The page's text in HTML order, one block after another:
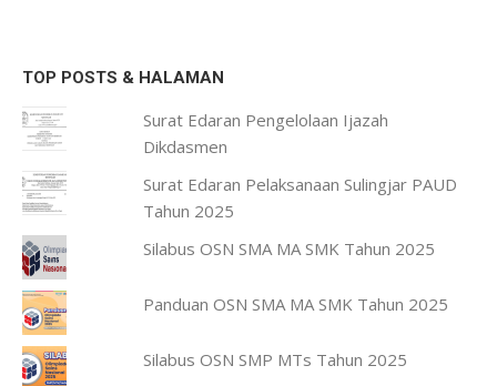
TOP POSTS & HALAMAN
Surat Edaran Pengelolaan Ijazah
Dikdasmen
Surat Edaran Pelaksanaan Sulingjar PAUD
Tahun 2025
Silabus OSN SMA MA SMK Tahun 2025
Panduan OSN SMA MA SMK Tahun 2025
Silabus OSN SMP MTs Tahun 2025